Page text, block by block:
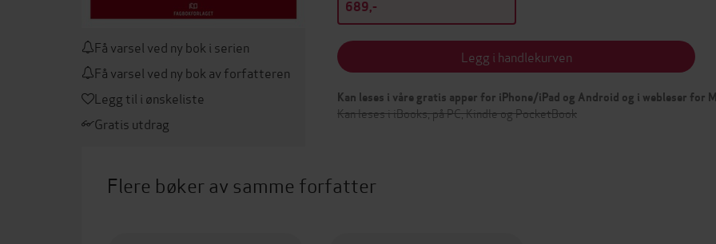
Få varsel ved ny bok i serien
Få varsel ved ny bok av forfatteren
Legg til i ønskeliste
Gratis utdrag
689,-
Legg i handlekurven
Kan leses i våre gratis apper for iPhone/iPad og Android og i webleser for
Kan leses i iBooks, på PC, Kindle og PocketBook
Flere bøker av samme forfatter